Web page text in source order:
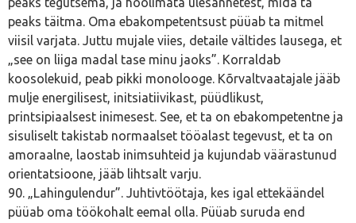
peaks täitma. Oma ebakompetentsust püüab ta mitmel
viisil varjata. Juttu mujale viies, detaile vältides lausega, et
„see on liiga madal tase minu jaoks”. Korraldab
koosolekuid, peab pikki monolooge. Kõrvaltvaatajale jääb
mulje energilisest, initsiatiivikast, püüdlikust,
printsipiaalsest inimesest. See, et ta on ebakompetentne ja
sisuliselt takistab normaalset tööalast tegevust, et ta on
amoraalne, laostab inimsuhteid ja kujundab väärastunud
orientatsioone, jääb lihtsalt varju.
90. „Lahingulendur”. Juhtivtöötaja, kes igal ettekäändel
püüab oma töökohalt eemal olla. Püüab suruda end